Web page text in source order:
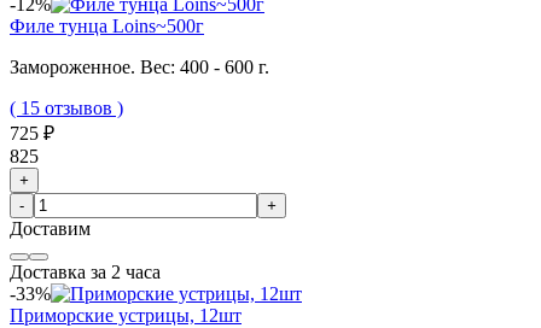
-12%
Филе тунца Loins~500г
Замороженное. Вес: 400 - 600 г.
( 15 отзывов )
725 ₽
825
+
-
+
Доставим
Доставка за 2 часа
-33%
Приморские устрицы, 12шт